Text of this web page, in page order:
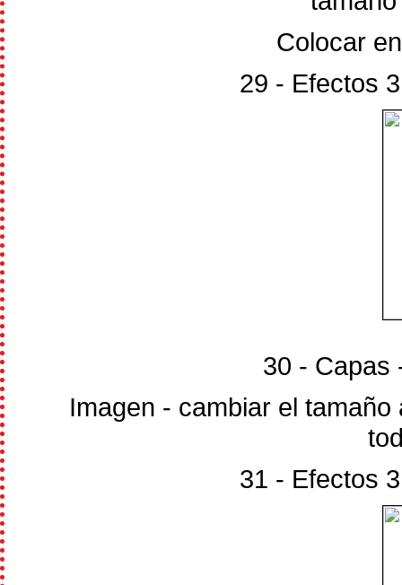
Colocar
29 - Efectos
30 - Capas
Imagen - cambiar el
31 - Efectos